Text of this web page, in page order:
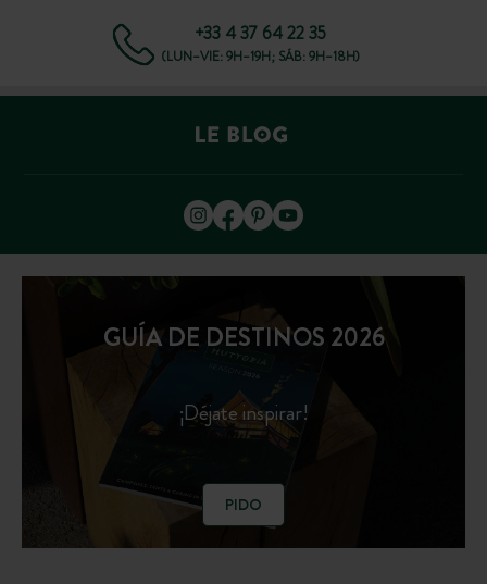
+33 4 37 64 22 35
(LUN–VIE: 9H–19H; SÁB: 9H–18H)
GUÍA DE DESTINOS 2026
¡Déjate inspirar!
PIDO